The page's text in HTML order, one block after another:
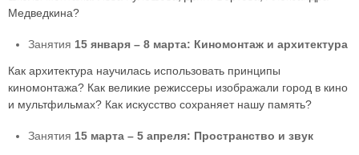
Медведкина?
Занятия 15 января – 8 марта: Киномонтаж и архитектура
Как архитектура научилась использовать принципы
киномонтажа? Как великие режиссеры изображали город в кино
и мультфильмах? Как искусство сохраняет нашу память?
Занятия 15 марта – 5 апреля: Пространство и звук